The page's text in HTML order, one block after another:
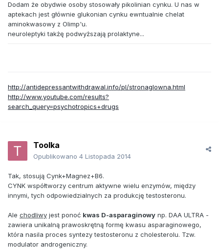
Dodam że obydwie osoby stosowały pikolinian cynku. U nas w
aptekach jest głównie glukonian cynku ewntualnie chelat
aminokwasowy z Olimp'u.
neuroleptyki takżę podwyższają prolaktyne...
http://antidepressantwithdrawal.info/pl/stronaglowna.html
http://www.youtube.com/results?
search_query=psychotropics+drugs
Toolka
Opublikowano 4 Listopada 2014
Tak, stosują Cynk+Magnez+B6.
CYNK współtworzy centrum aktywne wielu enzymów, między
innymi, tych odpowiedzialnych za produkcję testosteronu.
Ale chodliwy jest ponoć kwas D-asparaginowy np. DAA ULTRA -
zawiera unikalną prawoskrętną formę kwasu asparaginowego,
która nasila proces syntezy testosteronu z cholesterolu. Tzw.
modulator androgeniczny.